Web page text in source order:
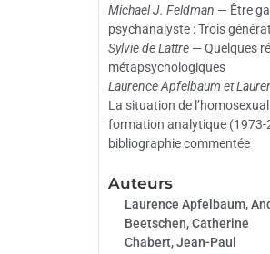
Michael J. Feldman — Être
psychanalyste : Trois
Sylvie de Lattre— Quelques
métapsychologiques
Laurence Apfelbaum et
La situation de
formation analytique (1973-
bibliographie commentée
Auteurs
Laurence Apfelbaum,
Beetschen, Catherine
Chabert, Jean-Paul